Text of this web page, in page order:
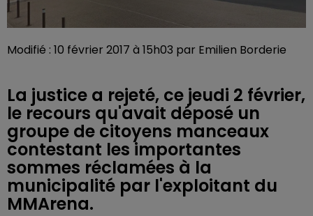
Modifié : 10 février 2017 à 15h03 par Emilien Borderie
La justice a rejeté, ce jeudi 2 février,
le recours qu'avait déposé un
groupe de citoyens manceaux
contestant les importantes
sommes réclamées à la
municipalité par l'exploitant du
MMArena.